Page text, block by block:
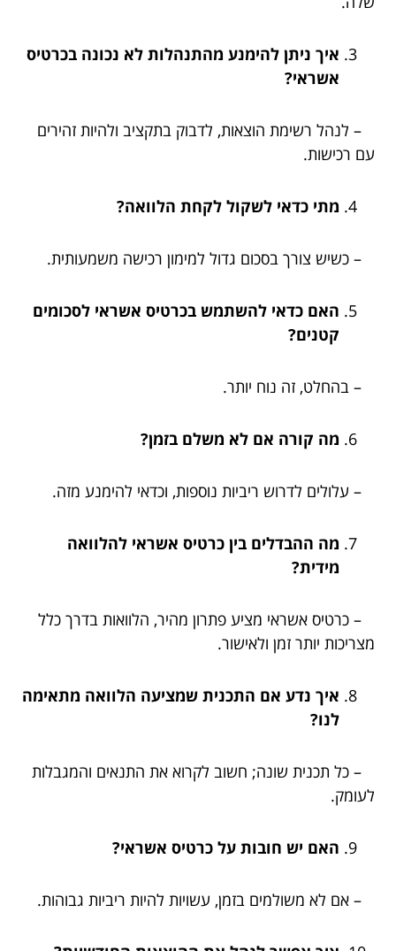
איך ניתן להימנע מהתנהלות לא נכונה בכרטיס
אשראי?
– לנהל רשימת הוצאות, לדבוק בתקציב ולהיות זהירים
עם רכישות.
מתי כדאי לשקול לקחת הלוואה?
– כשיש צורך בסכום גדול למימון רכישה משמעותית.
האם כדאי להשתמש בכרטיס אשראי לסכומים
קטנים?
– בהחלט, זה נוח יותר.
מה קורה אם לא משלם בזמן?
– עלולים לדרוש ריביות נוספות, וכדאי להימנע מזה.
מה ההבדלים בין כרטיס אשראי להלוואה
מידית?
– כרטיס אשראי מציע פתרון מהיר, הלוואות בדרך כלל
מצריכות יותר זמן ולאישור.
איך נדע אם התכנית שמציעה הלוואה מתאימה
לנו?
– כל תכנית שונה; חשוב לקרוא את התנאים והמגבלות
לעומק.
האם יש חובות על כרטיס אשראי?
– אם לא משולמים בזמן, עשויות להיות ריביות גבוהות.